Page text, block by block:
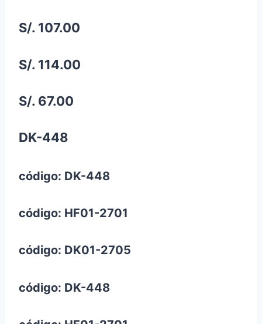
S/. 107.00
S/. 114.00
S/. 67.00
DK-448
código: DK-448
código: HF01-2701
código: DK01-2705
código: DK-448